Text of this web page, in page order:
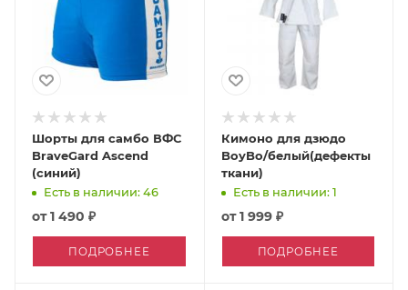
Шорты для самбо ВФС
BraveGard Ascend
(синий)
Есть в наличии: 46
от1 490 ₽
ПОДРОБНЕЕ
Кимоно для дзюдо
BoyBo/белый(дефекты
ткани)
Есть в наличии: 1
от1 999 ₽
ПОДРОБНЕЕ